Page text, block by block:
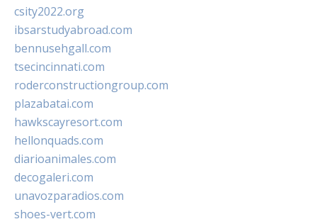
csity2022.org
ibsarstudyabroad.com
bennusehgall.com
tsecincinnati.com
roderconstructiongroup.com
plazabatai.com
hawkscayresort.com
hellonquads.com
diarioanimales.com
decogaleri.com
unavozparadios.com
shoes-vert.com